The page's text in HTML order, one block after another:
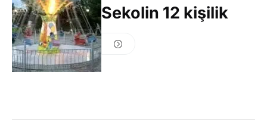
Sekolin 12 kişilik